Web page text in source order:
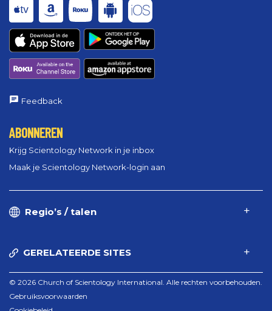
Feedback
ABONNEREN
Krijg Scientology Network in je inbox
Maak je Scientology Network-login aan
Regio’s / talen
GERELATEERDE SITES
© 2026 Church of Scientology International. Alle rechten voorbehouden.
Gebruiksvoorwaarden